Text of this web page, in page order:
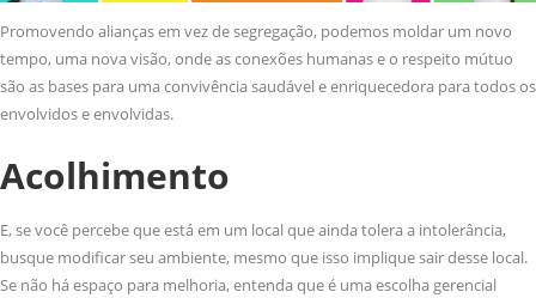
Promovendo alianças em vez de segregação, podemos moldar um novo
tempo, uma nova visão, onde as conexões humanas e o respeito mútuo
são as bases para uma convivência saudável e enriquecedora para todos os
envolvidos e envolvidas.
Acolhimento
E, se você percebe que está em um local que ainda tolera a intolerância,
busque modificar seu ambiente, mesmo que isso implique sair desse local.
Se não há espaço para melhoria, entenda que é uma escolha gerencial